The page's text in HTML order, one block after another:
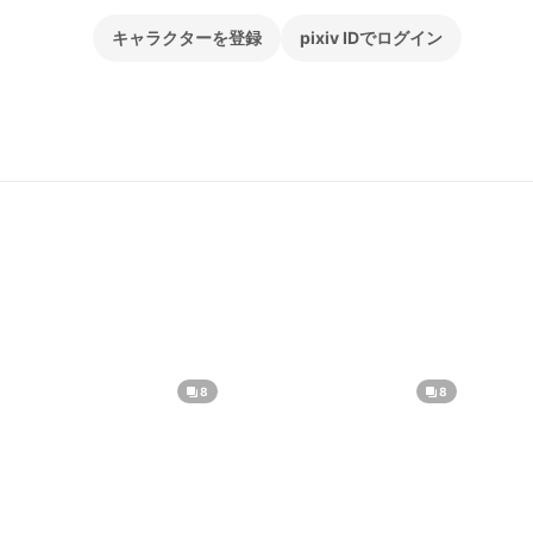
キャラクターを登録 pixiv IDでログイン
8 8